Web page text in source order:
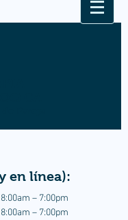
en línea):
8:00am – 7:00pm
8:00am – 7:00pm